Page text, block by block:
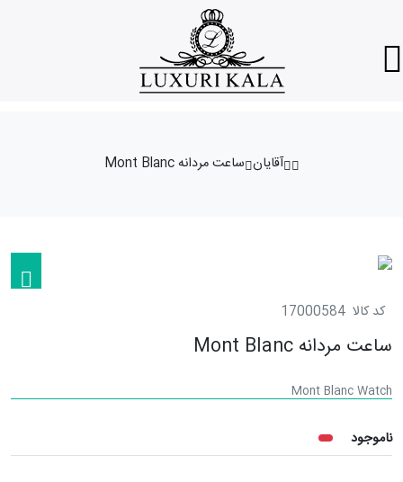
آقایان ساعت مردانه Mont Blanc
کد کالا 17000584
ساعت مردانه Mont Blanc
Mont Blanc Watch
ناموجود